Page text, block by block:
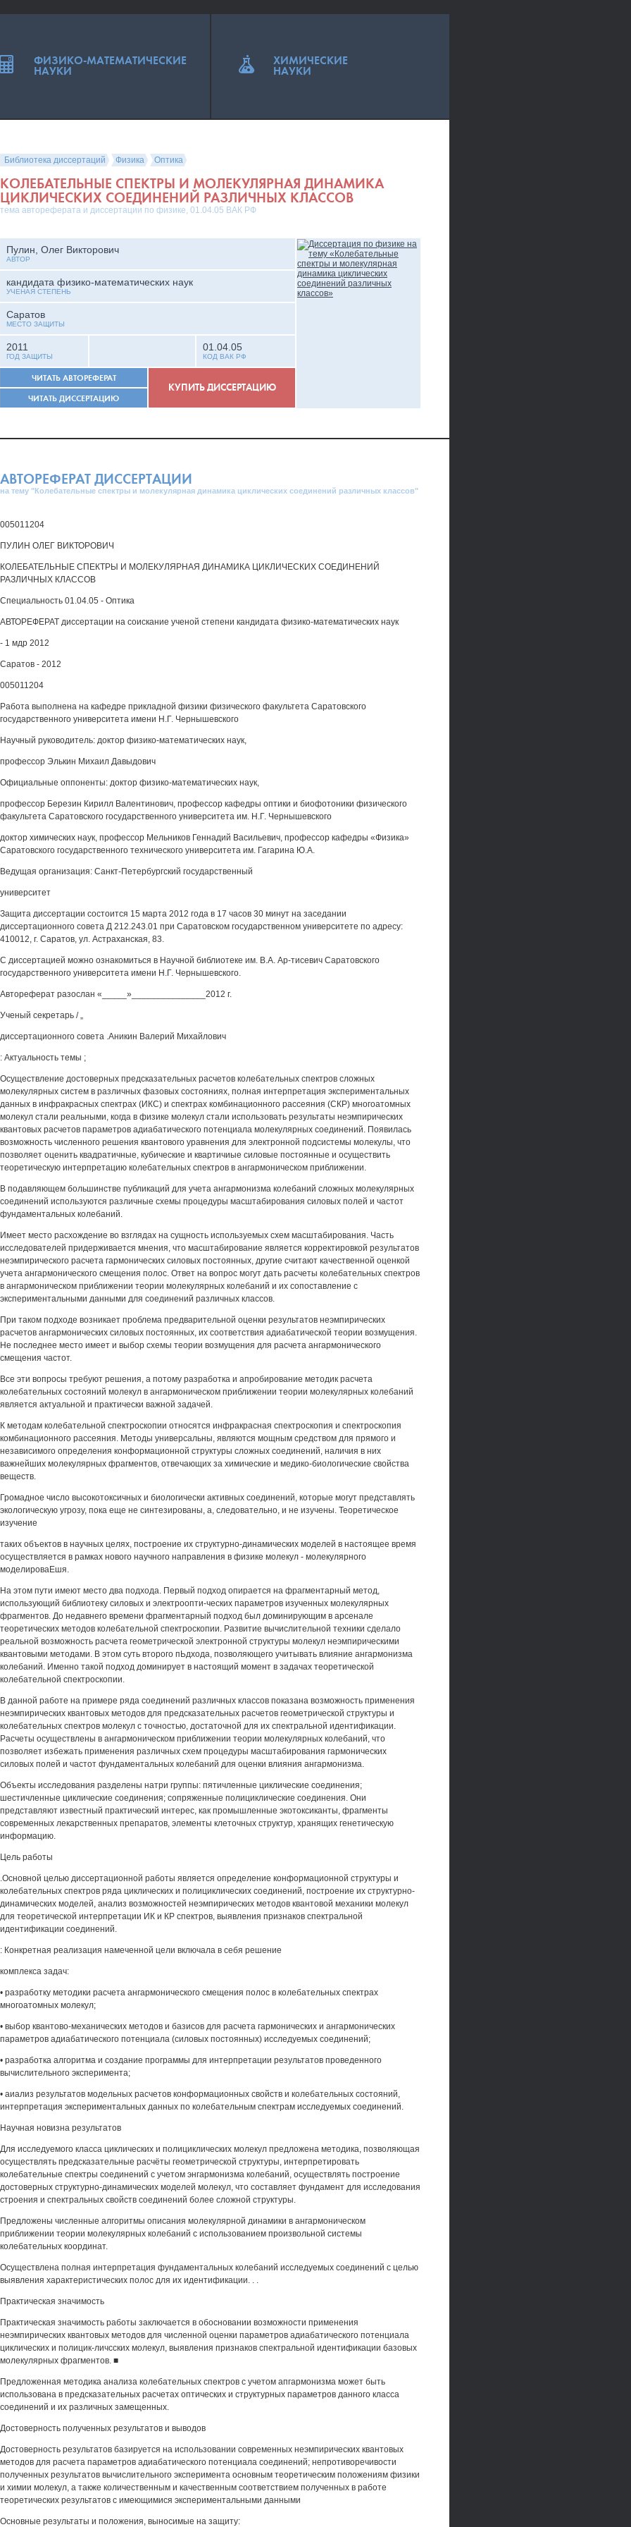
Библиотека диссертаций Физика Оптика
КОЛЕБАТЕЛЬНЫЕ СПЕКТРЫ И МОЛЕКУЛЯРНАЯ ДИНАМИКА
ЦИКЛИЧЕСКИХ СОЕДИНЕНИЙ РАЗЛИЧНЫХ КЛАССОВ
тема автореферата и диссертации по физике, 01.04.05 ВАК РФ
Пулин, Олег Викторович
АВТОР
кандидата физико-математических наук
УЧЕНАЯ СТЕПЕНЬ
Саратов
МЕСТО ЗАЩИТЫ
2011
ГОД ЗАЩИТЫ
01.04.05
КОД ВАК РФ
ЧИТАТЬ АВТОРЕФЕРАТ
ЧИТАТЬ ДИССЕРТАЦИЮ
КУПИТЬ ДИССЕРТАЦИЮ
АВТОРЕФЕРАТ ДИССЕРТАЦИИ
на тему "Колебательные спектры и молекулярная динамика циклических соединений различных классов"
005011204
ПУЛИН ОЛЕГ ВИКТОРОВИЧ
КОЛЕБАТЕЛЬНЫЕ СПЕКТРЫ И МОЛЕКУЛЯРНАЯ ДИНАМИКА ЦИКЛИЧЕСКИХ СОЕДИНЕНИЙ
РАЗЛИЧНЫХ КЛАССОВ
Специальность 01.04.05 - Оптика
АВТОРЕФЕРАТ диссертации на соискание ученой степени кандидата физико-математических наук
- 1 мдр 2012
Саратов - 2012
005011204
Работа выполнена на кафедре прикладной физики физического факультета Саратовского
государственного университета имени Н.Г. Чернышевского
Научный руководитель: доктор физико-математических наук,
профессор Элькин Михаил Давыдович
Официальные оппоненты: доктор физико-математических наук,
профессор Березин Кирилл Валентинович, профессор кафедры оптики и биофотоники физического
факультета Саратовского государственного университета им. Н.Г. Чернышевского
доктор химических наук, профессор Мельников Геннадий Васильевич, профессор кафедры «Физика»
Саратовского государственного технического университета им. Гагарина Ю.А.
Ведущая организация: Санкт-Петербургский государственный
университет
Защита диссертации состоится 15 марта 2012 года в 17 часов 30 минут на заседании
диссертационного совета Д 212.243.01 при Саратовском государственном университете по адресу:
410012, г. Саратов, ул. Астраханская, 83.
С диссертацией можно ознакомиться в Научной библиотеке им. В.А. Ар-тисевич Саратовского
государственного университета имени Н.Г. Чернышевского.
Автореферат разослан «_____»_______________2012 г.
Ученый секретарь / „
диссертационного совета .Аникин Валерий Михайлович
: Актуальность темы ;
Осуществление достоверных предсказательных расчетов колебательных спектров сложных
молекулярных систем в различных фазовых состояниях, полная интерпретация экспериментальных
данных в инфракрасных спектрах (ИКС) и спектрах комбинационного рассеяния (СКР) многоатомных
молекул стали реальными, когда в физике молекул стали использовать результаты неэмпирических
квантовых расчетов параметров адиабатического потенциала молекулярных соединений. Появилась
возможность численного решения квантового уравнения для электронной подсистемы молекулы, что
позволяет оценить квадратичные, кубические и квартичиые силовые постоянные и осуществить
теоретическую интерпретацию колебательных спектров в ангармоническом приближении.
В подавляющем большинстве публикаций для учета ангармонизма колебаний сложных молекулярных
соединений используются различные схемы процедуры масштабирования силовых полей и частот
фундаментальных колебаний.
Имеет место расхождение во взглядах на сущность используемых схем масштабирования. Часть
исследователей придерживается мнения, что масштабирование является корректировкой результатов
неэмпирического расчета гармонических силовых постоянных, другие считают качественной оценкой
учета ангармонического смещения полос. Ответ на вопрос могут дать расчеты колебательных спектров
в ангармоническом приближении теории молекулярных колебаний и их сопоставление с
экспериментальными данными для соединений различных классов.
При таком подходе возникает проблема предварительной оценки результатов неэмпирических
расчетов ангармонических силовых постоянных, их соответствия адиабатической теории возмущения.
Не последнее место имеет и выбор схемы теории возмущения для расчета ангармонического
смещения частот.
Все эти вопросы требуют решения, а потому разработка и апробирование методик расчета
колебательных состояний молекул в ангармоническом приближении теории молекулярных колебаний
является актуальной и практически важной задачей.
К методам колебательной спектроскопии относятся инфракрасная спектроскопия и спектроскопия
комбинационного рассеяния. Методы универсальны, являются мощным средством для прямого и
независимого определения конформационной структуры сложных соединений, наличия в них
важнейших молекулярных фрагментов, отвечающих за химические и медико-биологические свойства
веществ.
Громадное число высокотоксичных и биологически активных соединений, которые могут представлять
экологическую угрозу, пока еще не синтезированы, а, следовательно, и не изучены. Теоретическое
изучение
таких объектов в научных целях, построение их структурно-динамических моделей в настоящее время
осуществляется в рамках нового научного направления в физике молекул - молекулярного
моделироваЕшя.
На этом пути имеют место два подхода. Первый подход опирается на фрагментарный метод,
использующий библиотеку силовых и электроопти-ческих параметров изученных молекулярных
фрагментов. До недавнего времени фрагментарный подход был доминирующим в арсенале
теоретических методов колебательной спектроскопии. Развитие вычислительной техники сделало
реальной возможность расчета геометрической электронной структуры молекул неэмпирическими
квантовыми методами. В этом суть второго пЬдхода, позволяющего учитывать влияние ангармонизма
колебаний. Именно такой подход доминирует в настоящий момент в задачах теоретической
колебательной спектроскопии.
В данной работе на примере ряда соединений различных классов показана возможность применения
неэмпирических квантовых методов для предсказательных расчетов геометрической структуры и
колебательных спектров молекул с точностью, достаточной для их спектральной идентификации.
Расчеты осуществлены в ангармоническом приближении теории молекулярных колебаний, что
позволяет избежать применения различных схем процедуры масштабирования гармонических
силовых полей и частот фундаментальных колебаний для оценки влияния ангармонизма.
Объекты исследования разделены натри группы: пятичленные циклические соединения;
шестичленные циклические соединения; сопряженные полициклические соединения. Они
представляют известный практический интерес, как промышленные экотоксиканты, фрагменты
современных лекарственных препаратов, элементы клеточных структур, хранящих генетическую
информацию.
Цель работы
.Основной целью диссертационной работы является определение конформационной структуры и
колебательных спектров ряда циклических и полициклических соединений, построение их структурно-
динамических моделей, анализ возможностей неэмпирических методов квантовой механики молекул
для теоретической интерпретации ИК и КР спектров, выявления признаков спектральной
идентификации соединений.
: Конкретная реализация намеченной цели включала в себя решение
комплекса задач:
• разработку методики расчета ангармонического смещения полос в колебательных спектрах
многоатомных молекул;
• выбор квантово-механических методов и базисов для расчета гармонических и ангармонических
параметров адиабатического потенциала (силовых постоянных) исследуемых соединений;
• разработка алгоритма и создание программы для интерпретации результатов проведенного
вычислительного эксперимента;
• аиализ результатов модельных расчетов конформационных свойств и колебательных состояний,
интерпретация экспериментальных данных по колебательным спектрам исследуемых соединений.
Научная новизна результатов
Для исследуемого класса циклических и полициклических молекул предложена методика, позволяющая
осуществлять предсказательные расчёты геометрической структуры, интерпретировать
колебательные спектры соединений с учетом энгармонизма колебаний, осуществлять построение
достоверных структурно-динамических моделей молекул, что составляет фундамент для исследования
строения и спектральных свойств соединений более сложной структуры.
Предложены численные алгоритмы описания молекулярной динамики в ангармоническом
приближении теории молекулярных колебаний с использованием произвольной системы
колебательных координат.
Осуществлена полная интерпретация фундаментальных колебаний исследуемых соединений с целью
выявления характеристических полос для их идентификации. . .
Практическая значимость
Практическая значимость работы заключается в обосновании возможности применения
неэмпирических квантовых методов для численной оценки параметров адиабатического потенциала
циклических и полицик-личсских молекул, выявления признаков спектральной идентификации базовых
молекулярных фрагментов. ■
Предложенная методика анализа колебательных спектров с учетом апгармонизма может быть
использована в предсказательных расчетах оптических и структурных параметров данного класса
соединений и их различных замещенных.
Достоверность полученных результатов и выводов
Достоверность результатов базируется на использовании современных неэмпирических квантовых
методов для расчета параметров адиабатического потенциала соединений; непротиворечивости
полученных результатов вычислительного эксперимента основным теоретическим положениям физики
и химии молекул, а также количественным и качественным соответствием полученных в работе
теоретических результатов с имеющимися экспериментальными данными
Основные результаты и положения, выносимые на защиту:
ФИЗИКО-МАТЕМАТИЧЕСКИЕ
НАУКИ
ХИМИЧЕСКИЕ
НАУКИ